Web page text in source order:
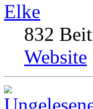
Elke
832
Website